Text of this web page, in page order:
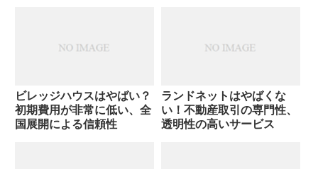
ビレッジハウスはやばい？
初期費用が非常に低い、全
国展開による信頼性
ランドネットはやばくな
い！不動産取引の専門性、
透明性の高いサービス